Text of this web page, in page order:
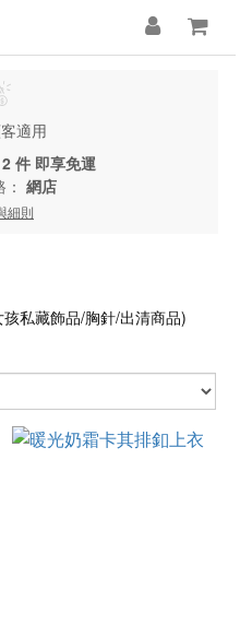
適用
件 即享免運
網店
細則
私藏飾品/胸針/出清商品)